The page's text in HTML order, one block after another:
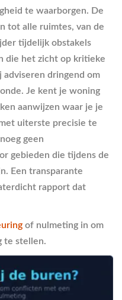
te waarborgen. De
tot alle ruimtes, van de
tijdelijk obstakels
die het zicht op kritieke
dringend om
Je kent je woning
aanwijzen waar je je
uiterste precisie te
geen
gebieden die tijdens de
Een transparante
rapport dat
of nulmeting in om
te stellen.